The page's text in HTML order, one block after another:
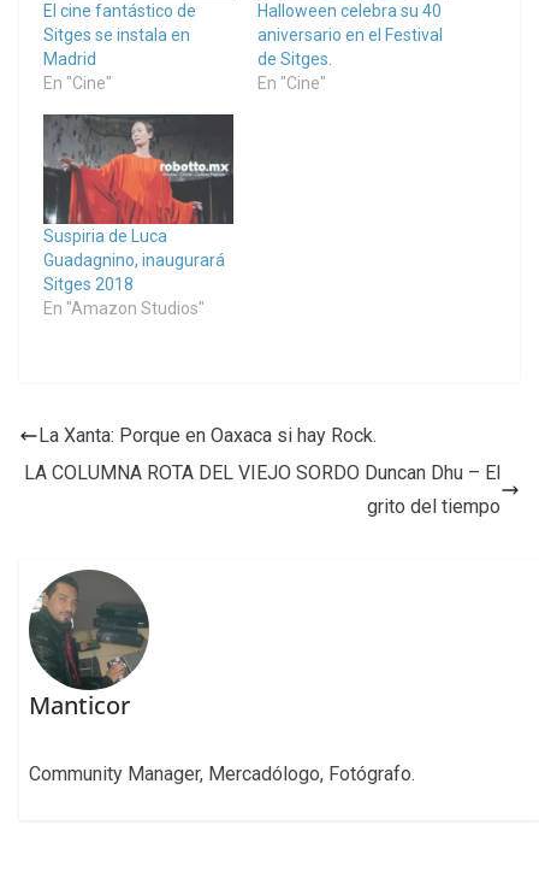
El cine fantástico de
Sitges se instala en
Madrid
En "Cine"
Halloween celebra su 40
aniversario en el Festival
de Sitges.
En "Cine"
Suspiria de Luca
Guadagnino, inaugurará
Sitges 2018
En "Amazon Studios"
La Xanta: Porque en Oaxaca si hay Rock.
LA COLUMNA ROTA DEL VIEJO SORDO Duncan Dhu – El
grito del tiempo
Manticor
Community Manager, Mercadólogo, Fotógrafo.